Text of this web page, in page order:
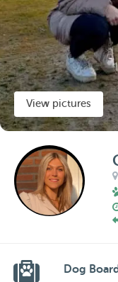
View pictures
Dog